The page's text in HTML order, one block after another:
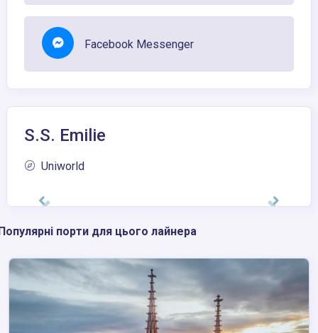
Facebook Messenger
S.S. Emilie
Uniworld
порти для цього лайнера